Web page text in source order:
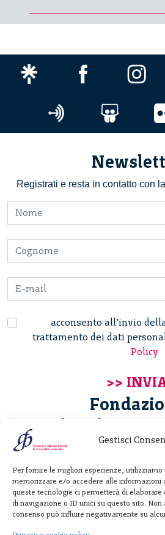
Gestisci
Per fornire le migliori esperienze,
memorizzare e/o accedere alle informazioni
queste tecnologie ci permetterà di
di navigazione o ID unici su questo sito.
consenso può influire negativamente su
Registrati e resta in contatto con
acconsento all’invio
trattamento dei dati
Policy
Giannino
20122 Milano -
T. +39 02
F. + 39 02